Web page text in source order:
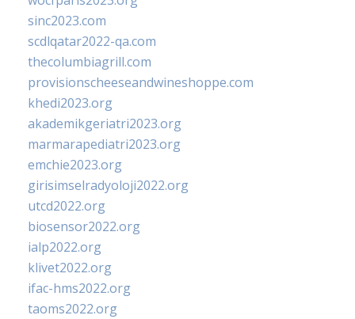
sinc2023.com
scdlqatar2022-qa.com
thecolumbiagrill.com
provisionscheeseandwineshoppe.com
khedi2023.org
akademikgeriatri2023.org
marmarapediatri2023.org
emchie2023.org
girisimselradyoloji2022.org
utcd2022.org
biosensor2022.org
ialp2022.org
klivet2022.org
ifac-hms2022.org
taoms2022.org